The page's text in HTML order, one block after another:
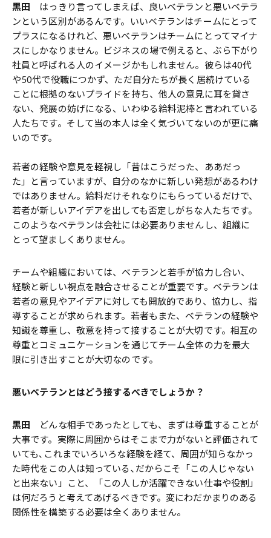
黒田 はっきり言ってしまえば、良いベテランと悪いベテラ
ンという区別があるんです。いいベテランはチームにとって
プラスになるけれど、悪いベテランはチームにとってマイナ
スにしかなりません。ビジネスの場で例えると、ぶら下がり
社員と呼ばれる人のイメージかもしれません。彼らは40代
や50代で役職につかず、ただ自分たちが長く居続けている
ことに根拠のないプライドを持ち、他人の意見に耳を貸さ
ない、発展の妨げになる、いわゆる給料泥棒と言われている
人たちです。そして当の本人は全く気づいてないのが更に痛
いのです。
若者の経験や意見を軽視し「昔はこうだった、ああだっ
た」と言っていますが、自分のなかに新しい発想があるわけ
ではありません。給料だけそれなりにもらっているだけで、
若者が新しいアイデアを出しても否定しがちな人たちです。
このようなベテランは会社には必要ありませんし、組織に
とって望ましくありません。
チームや組織においては、ベテランと若手が協力し合い、
経験と新しい視点を融合させることが重要です。ベテランは
若者の意見やアイデアに対しても開放的であり、協力し、指
導することが求められます。若者もまた、ベテランの経験や
知識を尊重し、敬意を持って接することが大切です。相互の
尊重とコミュニケーションを通じてチーム全体の力を最大
限に引き出すことが大切なのです。
――悪いベテランとはどう接するべきでしょうか？
黒田 どんな相手であったとしても、まずは尊重することが
大事です。実際に周囲からはそこまで力がないと評価されて
いても､これまでいろいろな経験を経て、周囲が知らなかっ
た時代をこの人は知っている､だからこそ「この人じゃない
と出来ない」こと、「この人しか活躍できない仕事や役割」
は何だろうと考えてあげるべきです。変にわだかまりのある
関係性を構築する必要は全くありません。